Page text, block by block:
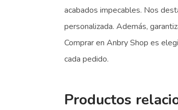
acabados impecables. Nos
personalizada. Además,
Comprar en Anbry Shop es
cada pedido.
Productos